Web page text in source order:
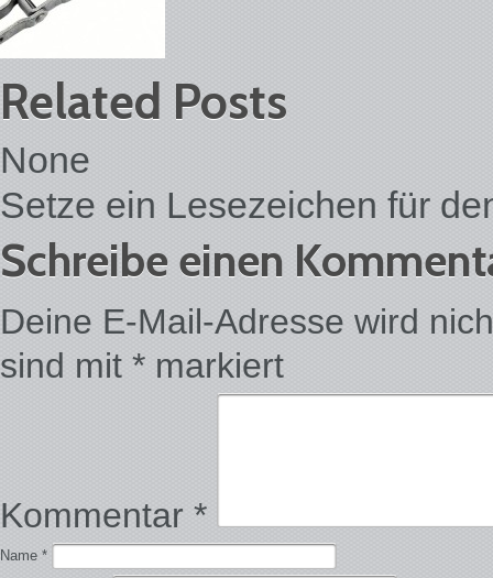
Related Posts
None
Setze ein Lesezeichen für
Schreibe einen
Deine E-Mail-Adresse wird
sind mit * markiert
Kommentar *
Name *